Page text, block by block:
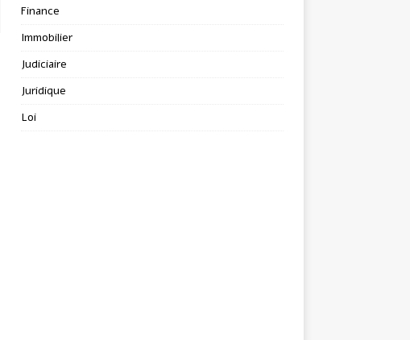
Finance
Immobilier
Judiciaire
Juridique
Loi